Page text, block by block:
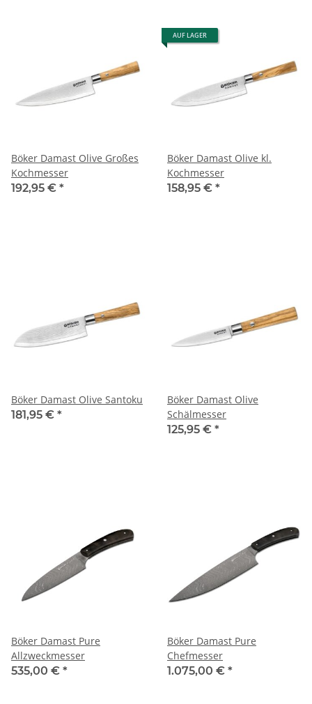
Böker Damast Olive Großes
Kochmesser
192,95 € *
AUF LAGER
Böker Damast Olive kl.
Kochmesser
158,95 € *
Böker Damast Olive Santoku
181,95 € *
Böker Damast Olive
Schälmesser
125,95 € *
Böker Damast Pure
Allzweckmesser
535,00 € *
Böker Damast Pure
Chefmesser
1.075,00 € *